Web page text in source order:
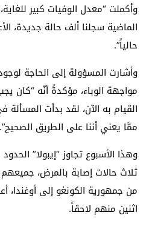
وأكملت “معدل الوفيات كبير
الماضية سجلنا ألف حالة جديدة،
حالياً”.
وأشارت المسؤولة إلى الحاجة
مواجهة الوباء، مؤكدةً أنّه “كان
القيام به الآن، لقد بدأت
ممَّا يعني أننا على الطريق الصحيح”.
وهذا الأسبوع تجاوز “إيبولا”
ثلاث حالات إصابة بالمرض،
من جمهورية الكونغو إلى أوغندا،
اثنين منهم لاحقاً.